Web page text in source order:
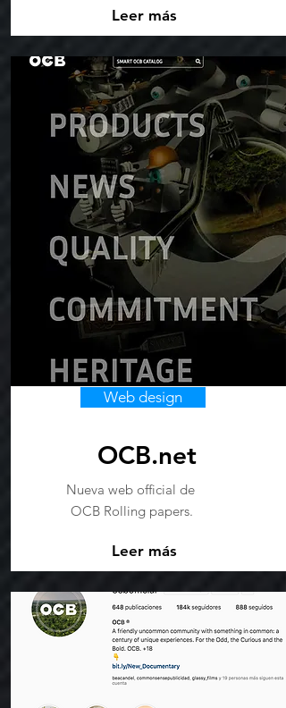
Leer más
Web design
OCB.net
Nueva web official de
OCB Rolling papers.
Leer más